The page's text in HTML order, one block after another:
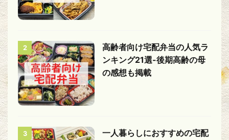
2
高齢者向け宅配弁当の人気ラ
ンキング21選-後期高齢の母
の感想も掲載
3
一人暮らしにおすすめの宅配